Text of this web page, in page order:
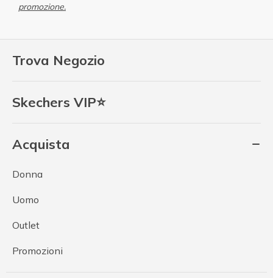
Trova Negozio
Skechers VIP⭐
Acquista
Donna
Uomo
Outlet
Promozioni
promozione.